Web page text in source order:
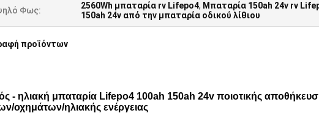
Φως: 2560Wh μπαταρία rv Lifepo4, Μπαταρία 150ah 24v rv
150ah 24v από την μπαταρία οδικού λίθιου
προϊόντων
- ηλιακή μπαταρία Lifepo4 100ah 150ah 24v ποιοτικής
οχημάτων/ηλιακής ενέργειας